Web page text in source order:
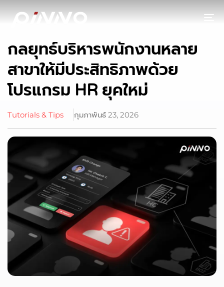
กลยุทธ์บริหารพนักงานหลาย
สาขาให้มีประสิทธิภาพด้วย
โปรแกรม HR ยุคใหม่
Tutorials & Tips กุมภาพันธ์ 23, 2026